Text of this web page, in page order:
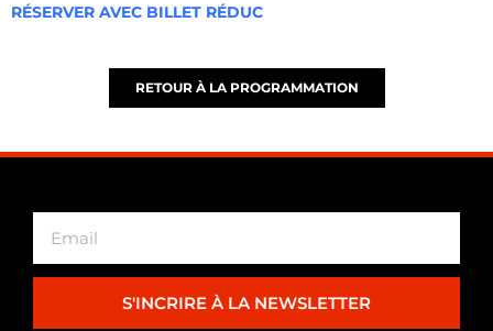
RÉSERVER AVEC BILLET RÉDUC
RETOUR À LA PROGRAMMATION
S'INCRIRE À LA NEWSLETTER